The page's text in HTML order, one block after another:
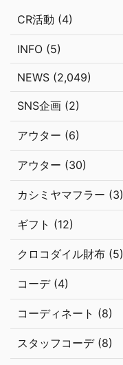
CR活動 (4)
INFO (5)
NEWS (2,049)
SNS企画 (2)
アウター (6)
アウター (30)
カシミヤマフラー (3)
ギフト (12)
クロコダイル財布 (5)
コーデ (4)
コーディネート (8)
スタッフコーデ (8)